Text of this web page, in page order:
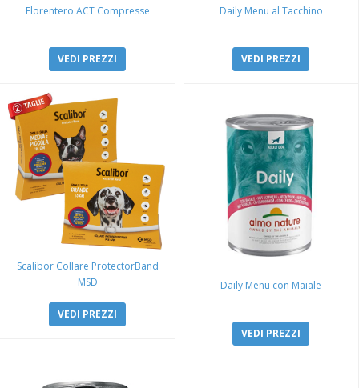
Florentero ACT Compresse
VEDI PREZZI
Daily Menu al Tacchino
VEDI PREZZI
Scalibor Collare ProtectorBand
MSD
VEDI PREZZI
Daily Menu con Maiale
VEDI PREZZI